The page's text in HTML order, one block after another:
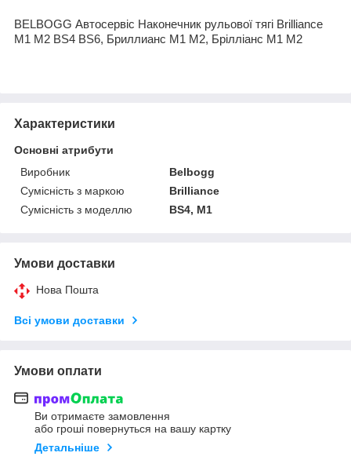
BELBOGG Автосервіс Наконечник рульової тягі Brilliance
M1 M2 BS4 BS6, Бриллианс М1 М2, Брілліанс М1 М2
Характеристики
Основні атрибути
Виробник
Belbogg
Сумісність з маркою
Brilliance
Сумісність з моделлю
BS4, M1
Умови доставки
Нова Пошта
Всі умови доставки
Умови оплати
Ви отримаєте замовлення
або гроші повернуться на вашу картку
Детальніше